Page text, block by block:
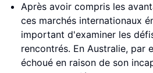
Après avoir compris les
ces marchés internationaux
important d'examiner les
rencontrés. En Australie, par
échoué en raison de son